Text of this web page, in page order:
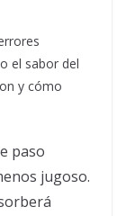
el sabor del
y cómo
paso
jugoso.